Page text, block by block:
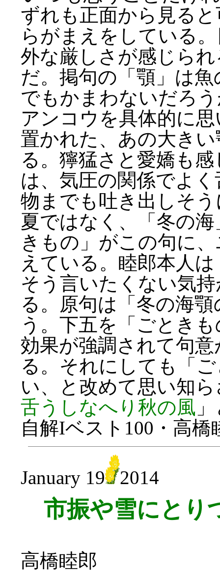
ずれも正面から見る
らがまえをしている
外な厳しさが感じら
だ。掲句の「顎」は
でもかまわないだろ
アンコウを具体的に
置かれた、あの大き
る。獰猛さと愛嬌も
は、気圧の関係でよ
物までも吐き出しそ
夏ではなく、「冬の
きもの」がこの句に
えている。睦郎本人
そう言いたくない気
る。原句は「冬の海
う。下五を「ごとき
効果が強調されて句
る。それにしても「
い、と改めて思い知
舌うしなへり秋の風
自解Iベスト100・高橋
January 19 2014
市振や雪にとり
高橋睦郎